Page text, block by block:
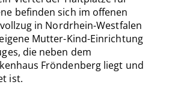
befinden sich im offenen
in Nordrhein-Westfalen
Mutter-Kind-Einrichtung
die neben dem
Fröndenberg liegt und
ist.